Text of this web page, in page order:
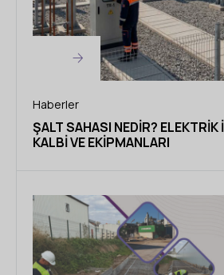
Haberler
ŞALT SAHASI NEDIR? ELEKTRIK
KALBI VE EKIPMANLARI